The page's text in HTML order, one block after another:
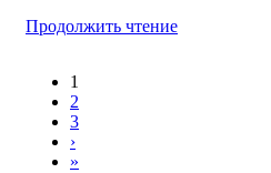
Продолжить чтение
1
2
3
›
»